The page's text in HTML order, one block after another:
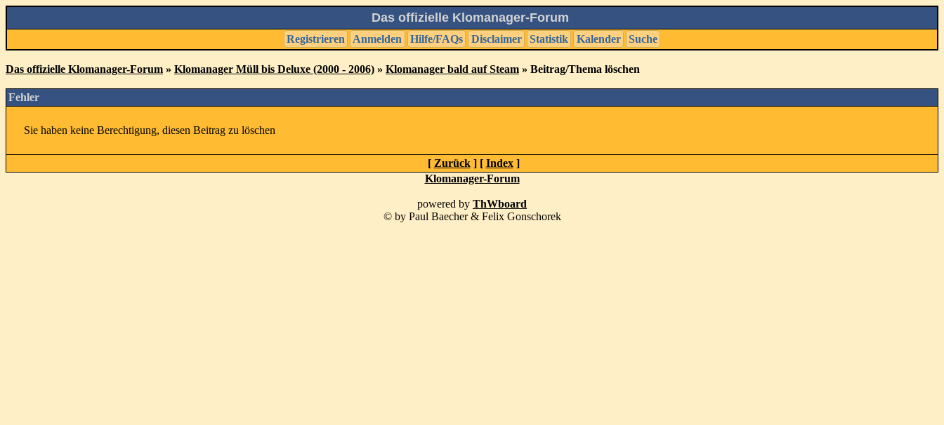
Das offizielle Klomanager-Forum
Registrieren Anmelden Hilfe/FAQs Disclaimer Statistik Kalender Suche
Das offizielle Klomanager-Forum » Klomanager Müll bis Deluxe (2000 - 2006) » Klomanager bald auf Steam » Beitrag/Thema löschen
Fehler
Sie haben keine Berechtigung, diesen Beitrag zu löschen
[ Zurück] [ Index]
Klomanager-Forum
powered by ThWboard
© by Paul Baecher & Felix Gonschorek